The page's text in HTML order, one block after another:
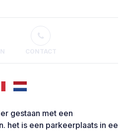
CONTACT
gestaan met een
het is een parkeerplaats in ee